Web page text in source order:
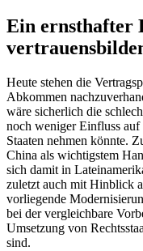
Ein ernsthafter
Heute stehen die
Abkommen
wäre sicherlich die
noch weniger Einfluss
Staaten nehmen könnte.
China als wichtigstem
sich damit in
zuletzt auch mit Hinblick
vorliegende
bei der vergleichbare
Umsetzung von
sind.